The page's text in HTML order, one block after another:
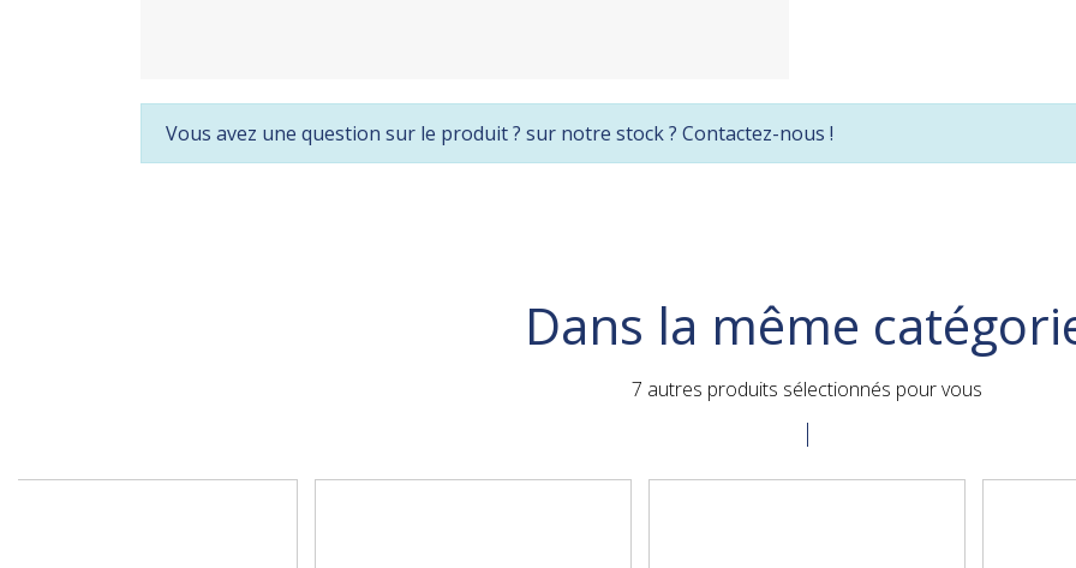
Vous avez une question sur le produit ? sur notre stock ? Contactez-nous !
Dans la même
7 autres produits sélectionnés pour vous